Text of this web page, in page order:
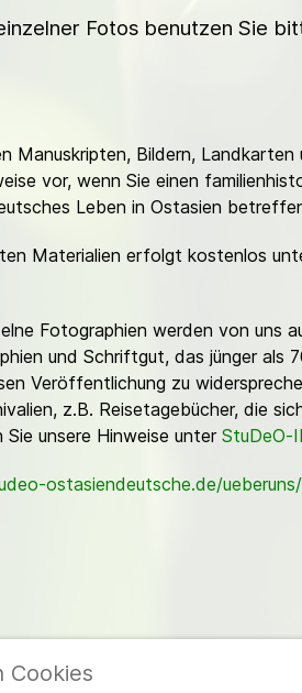
Fotos benutzen Sie
Manuskripten, Bildern,
vor, wenn Sie einen
Leben in Ostasien
Materialien erfolgt kostenlos
Fotographien werden von uns
und Schriftgut, das jünger
Veröffentlichung zu
z.B. Reisetagebücher, die
unsere Hinweise unter StuDeO-
ostasiendeutsche.de/
Mitglieder
Cookies